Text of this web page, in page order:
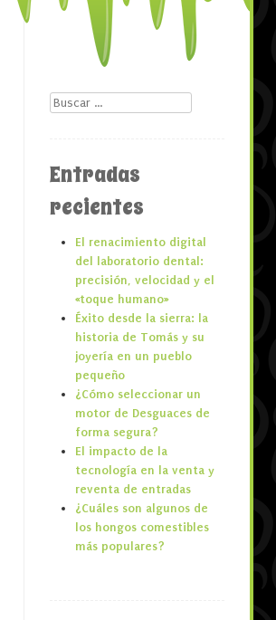
Buscar
Entradas
recientes
El renacimiento digital
del laboratorio dental:
precisión, velocidad y el
«toque humano»
Éxito desde la sierra: la
historia de Tomás y su
joyería en un pueblo
pequeño
¿Cómo seleccionar un
motor de Desguaces de
forma segura?
El impacto de la
tecnología en la venta y
reventa de entradas
¿Cuáles son algunos de
los hongos comestibles
más populares?